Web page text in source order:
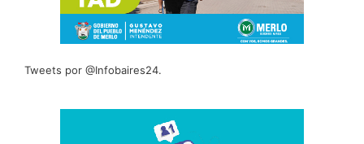
Tweets por @Infobaires24.